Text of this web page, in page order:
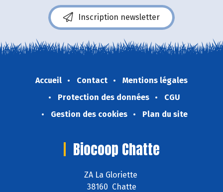
Inscription newsletter
Accueil Contact
Mentions légales
Protection des données
CGU
Gestion des cookies
Plan du site
Biocoop Chatte
ZA La Gloriette
38160 Chatte